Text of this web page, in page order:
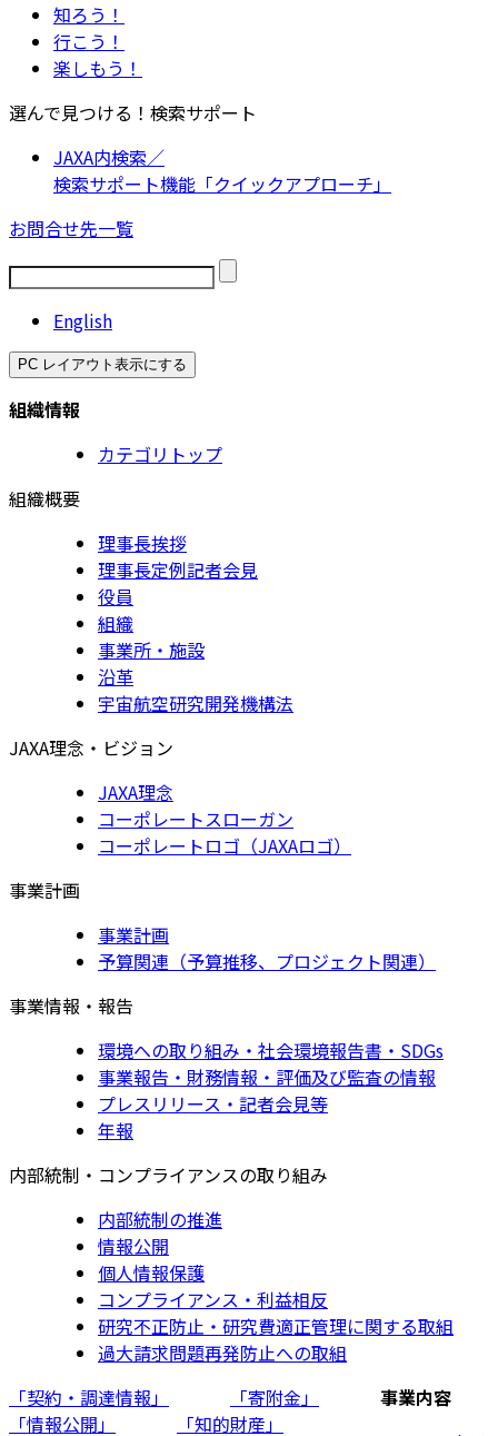
知ろう！
行こう！
楽しもう！
選んで見つける！検索サポート
JAXA内検索／
検索サポート機能「クイックアプローチ」
お問合せ先一覧
English
PC レイアウト表示にする
組織情報
カテゴリトップ
組織概要
理事長挨拶
理事長定例記者会見
役員
組織
事業所・施設
沿革
宇宙航空研究開発機構法
JAXA理念・ビジョン
JAXA理念
コーポレートスローガン
コーポレートロゴ（JAXAロゴ）
事業計画
事業計画
予算関連（予算推移、プロジェクト関連）
事業情報・報告
環境への取り組み・社会環境報告書・SDGs
事業報告・財務情報・評価及び監査の情報
プレスリリース・記者会見等
年報
内部統制・コンプライアンスの取り組み
内部統制の推進
情報公開
個人情報保護
コンプライアンス・利益相反
研究不正防止・研究費適正管理に関する取組
過大請求問題再発防止への取組
「契約・調達情報」
「寄附金」
「情報公開」
「知的財産」
事業内容